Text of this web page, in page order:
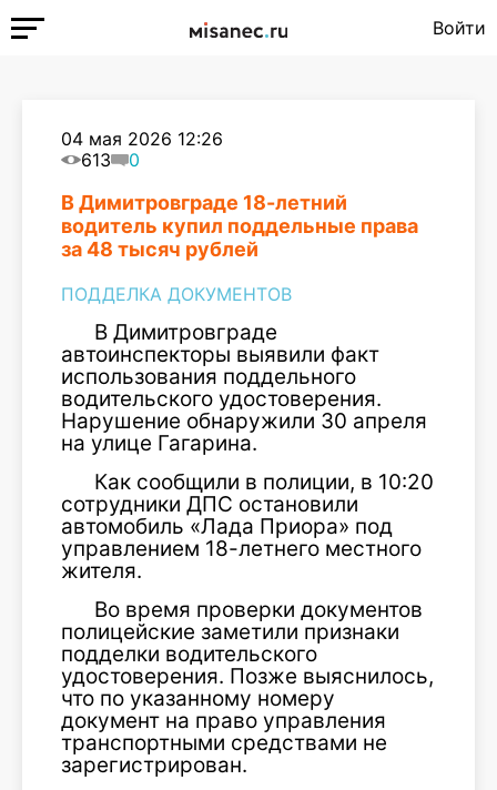
Войти
04 мая 2026 12:26
613
0
В Димитровграде 18-летний
водитель купил поддельные права
за 48 тысяч рублей
ПОДДЕЛКА ДОКУМЕНТОВ
В Димитровграде
автоинспекторы выявили факт
использования поддельного
водительского удостоверения.
Нарушение обнаружили 30 апреля
на улице Гагарина.
Как сообщили в полиции, в 10:20
сотрудники ДПС остановили
автомобиль «Лада Приора» под
управлением 18-летнего местного
жителя.
Во время проверки документов
полицейские заметили признаки
подделки водительского
удостоверения. Позже выяснилось,
что по указанному номеру
документ на право управления
транспортными средствами не
зарегистрирован.